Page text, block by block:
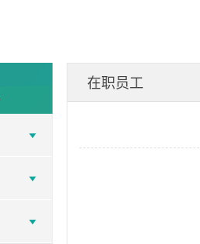
在职员工